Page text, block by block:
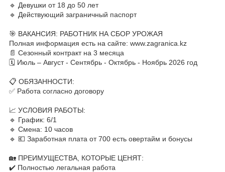
🔹 Девушки от 18 до 50 лет
🔹 Действующий заграничный паспорт
🎯 ВАКАНСИЯ: РАБОТНИК НА СБОР УРОЖАЯ
Полная информация есть на сайте: www.zagranica.kz
📄 Сезонный контракт на 3 месяца
🗓 Июль – Август - Сентябрь - Октябрь - Ноябрь 2026 год
📋 ОБЯЗАННОСТИ:
✅ Работа согласно договору
📈 УСЛОВИЯ РАБОТЫ:
🔹 График: 6/1
🔹 Смена: 10 часов
🔹 💶 Заработная плата от 700 есть овертайм и бонусы
🏡 ПРЕИМУЩЕСТВА, КОТОРЫЕ ЦЕНЯТ:
✔️ Полностью легальная работа